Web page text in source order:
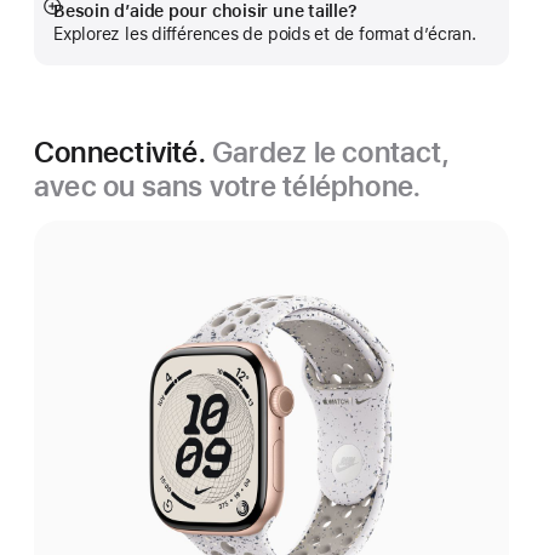
Besoin d’aide pour choisir une taille?
Explorez les différences de poids et de format d’écran.
En
montrer
Connectivité. Gardez le contact,
avec ou sans votre téléphone.